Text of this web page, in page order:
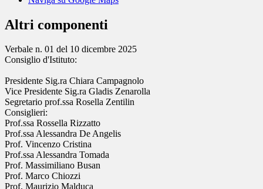
Altri componenti
Verbale n. 01 del 10 dicembre 2025
Consiglio d'Istituto:
Presidente Sig.ra Chiara Campagnolo
Vice Presidente Sig.ra Gladis Zenarolla
Segretario prof.ssa Rosella Zentilin
Consiglieri:
Prof.ssa Rossella Rizzatto
Prof.ssa Alessandra De Angelis
Prof. Vincenzo Cristina
Prof.ssa Alessandra Tomada
Prof. Massimiliano Busan
Prof. Marco Chiozzi
Prof. Maurizio Malduca